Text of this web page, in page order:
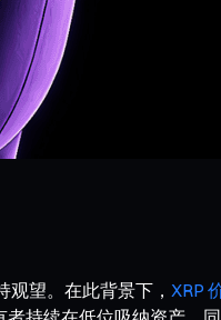
望。在此背景下， XRP